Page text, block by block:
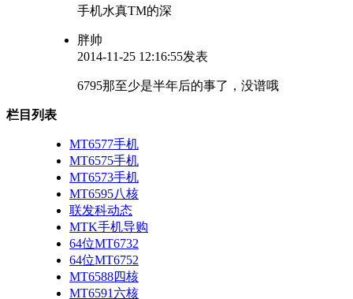
手机水真TM的深
胖帅
2014-11-25 12:16:55发表
6795那至少是半年后的事了，没谱哦
栏目列表
MT6577手机
MT6575手机
MT6573手机
MT6595八核
联发科动态
MTK手机导购
64位MT6732
64位MT6752
MT6588四核
MT6591六核